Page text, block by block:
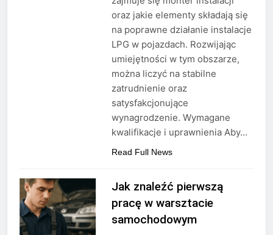
oraz jakie elementy składają się
na poprawne działanie instalacje
LPG w pojazdach. Rozwijając
umiejętności w tym obszarze,
można liczyć na stabilne
zatrudnienie oraz
satysfakcjonujące
wynagrodzenie. Wymagane
kwalifikacje i uprawnienia Aby…
Read Full News
Jak znaleźć pierwszą
pracę w warsztacie
samochodowym